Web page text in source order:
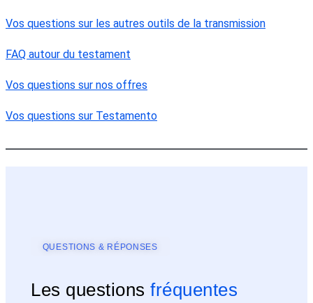
Vos questions sur les autres outils de la transmission
FAQ autour du testament
Vos questions sur nos offres
Vos questions sur Testamento
QUESTIONS & RÉPONSES
Les questions fréquentes